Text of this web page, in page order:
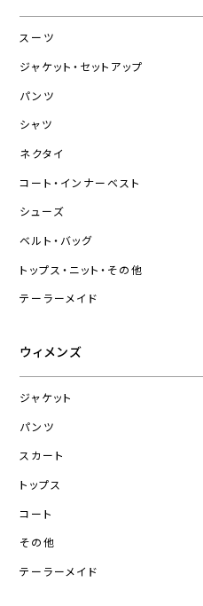
スーツ
ジャケット・セットアップ
パンツ
シャツ
ネクタイ
コート・インナーベスト
シューズ
ベルト・バッグ
トップス・ニット・その他
テーラーメイド
ウィメンズ
ジャケット
パンツ
スカート
トップス
コート
その他
テーラーメイド